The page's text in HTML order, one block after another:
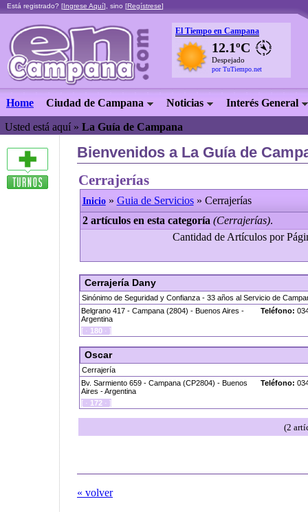
Está registrado? [Ingrese Aquí], sino [Regístrese]
El Tiempo en Campana
12.1ºC
Despejado
por TuTiempo.net
Home Ciudad de Campana Noticias Interés General
Usted está aquí » La Guía de Campana
Bienvenidos a La Guía de
Cerrajerías
Inicio» Guia de Servicios» Cerrajerías
2 artículos en esta categoría (Cerrajerías).
Cantidad de Artículos por
Cerrajería Dany
Sinónimo de Seguridad y Confianza - 33 años al Servicio de
Belgrano 417 - Campana (2804) - Buenos Aires -
Argentina
[ · 180 · ]
Teléfono:
Oscar
Cerrajería
Bv. Sarmiento 659 - Campana (CP2804) - Buenos
Aires - Argentina
[ · 172 · ]
Teléfono:
(2
« volver